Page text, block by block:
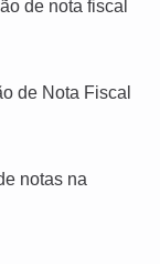
de nota fiscal
de Nota Fiscal
notas na